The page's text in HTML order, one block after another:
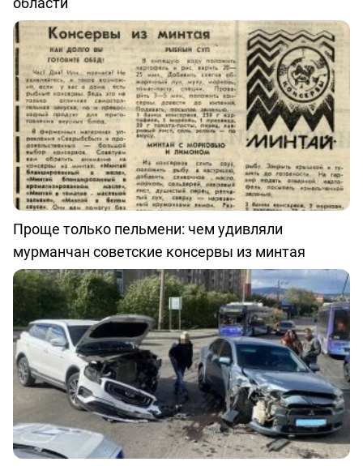
Проще только пельмени: чем удивляли
мурманчан советские консервы из минтая